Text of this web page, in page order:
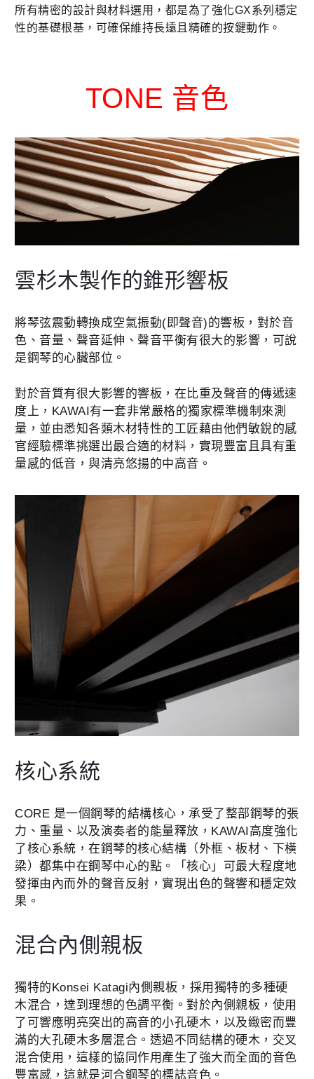
所有精密的設計與材料選用，都是為了強化GX系列穩定
性的基礎根基，可確保維持長遠且精確的按鍵動作。
TONE 音色
雲杉木製作的錐形響板
將琴弦震動轉換成空氣振動(即聲音)的響板，對於音
色、音量、聲音延伸、聲音平衡有很大的影響，可說
是鋼琴的心臟部位。
對於音質有很大影響的響板，在比重及聲音的傳遞速
度上，KAWAI有一套非常嚴格的獨家標準機制來測
量，並由悉知各類木材特性的工匠藉由他們敏銳的感
官經驗標準挑選出最合適的材料，實現豐富且具有重
量感的低音，與清亮悠揚的中高音。
核心系統
CORE 是一個鋼琴的結構核心，承受了整部鋼琴的張
力、重量、以及演奏者的能量釋放，KAWAI高度強化
了核心系統，在鋼琴的核心結構（外框、板材、下橫
梁）都集中在鋼琴中心的點。「核心」可最大程度地
發揮由內而外的聲音反射，實現出色的聲響和穩定效
果。
混合內側親板
獨特的Konsei Katagi內側親板，採用獨特的多種硬
木混合，達到理想的色調平衡。對於內側親板， 使用
了可響應明亮突出的高音的小孔硬木，以及緻密而豐
滿的大孔硬木多層混合。 透過不同結構的硬木，交叉
混合使用，這樣的協同作用產生了強大而全面的音色
豐富感，這就是河合鋼琴的標誌音色。